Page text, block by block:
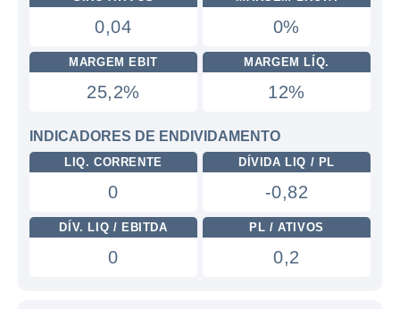
0,04 0%
MARGEM EBIT
25,2%
MARGEM LÍQ.
12%
INDICADORES DE ENDIVIDAMENTO
LIQ. CORRENTE
0
DÍVIDA LIQ / PL
-0,82
DÍV. LIQ / EBITDA
0
PL / ATIVOS
0,2